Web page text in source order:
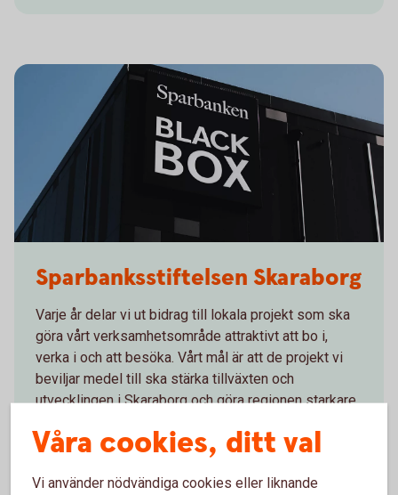
Sparbanksstiftelsen Skaraborg
Varje år delar vi ut bidrag till lokala projekt som ska
göra vårt verksamhetsområde attraktivt att bo i,
verka i och att besöka. Vårt mål är att de projekt vi
beviljar medel till ska stärka tillväxten och
utvecklingen i Skaraborg och göra regionen starkare
näringsliv.
Välkommen att växa i Skaraborg
Våra cookies, ditt val
Vi använder nödvändiga cookies eller liknande